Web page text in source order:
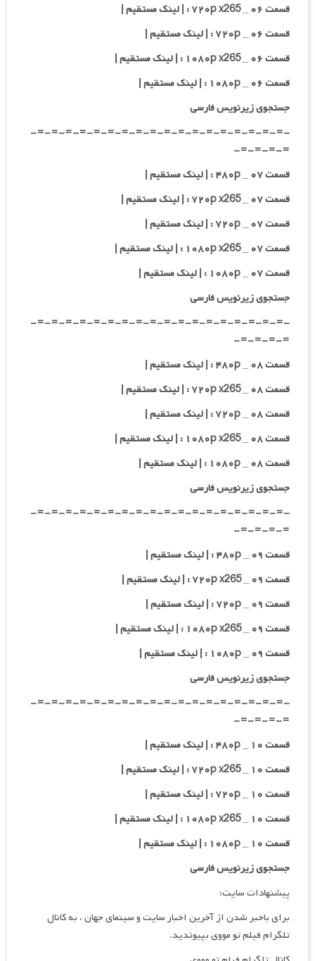
قسمت ۰۶ _ ۷۲۰p x265 : | لینک مستقیم |
قسمت ۰۶ _ ۷۲۰p : | لینک مستقیم |
قسمت ۰۶ _ ۱۰۸۰p x265 : | لینک مستقیم |
قسمت ۰۶ _ ۱۰۸۰p : | لینک مستقیم |
جستجوی زیرنویس فارسی
-=-=-=-=-=-=-=-=-=-=-=-=-=-=-=-=-=-=-
=-=-=-=-
قسمت ۰۷ _ ۴۸۰p : | لینک مستقیم |
قسمت ۰۷ _ ۷۲۰p x265 : | لینک مستقیم |
قسمت ۰۷ _ ۷۲۰p : | لینک مستقیم |
قسمت ۰۷ _ ۱۰۸۰p x265 : | لینک مستقیم |
قسمت ۰۷ _ ۱۰۸۰p : | لینک مستقیم |
جستجوی زیرنویس فارسی
-=-=-=-=-=-=-=-=-=-=-=-=-=-=-=-=-=-=-
=-=-=-=-
قسمت ۰۸ _ ۴۸۰p : | لینک مستقیم |
قسمت ۰۸ _ ۷۲۰p x265 : | لینک مستقیم |
قسمت ۰۸ _ ۷۲۰p : | لینک مستقیم |
قسمت ۰۸ _ ۱۰۸۰p x265 : | لینک مستقیم |
قسمت ۰۸ _ ۱۰۸۰p : | لینک مستقیم |
جستجوی زیرنویس فارسی
-=-=-=-=-=-=-=-=-=-=-=-=-=-=-=-=-=-=-
=-=-=-=-
قسمت ۰۹ _ ۴۸۰p : | لینک مستقیم |
قسمت ۰۹ _ ۷۲۰p x265 : | لینک مستقیم |
قسمت ۰۹ _ ۷۲۰p : | لینک مستقیم |
قسمت ۰۹ _ ۱۰۸۰p x265 : | لینک مستقیم |
قسمت ۰۹ _ ۱۰۸۰p : | لینک مستقیم |
جستجوی زیرنویس فارسی
-=-=-=-=-=-=-=-=-=-=-=-=-=-=-=-=-=-=-
=-=-=-=-
قسمت ۱۰ _ ۴۸۰p : | لینک مستقیم |
قسمت ۱۰ _ ۷۲۰p x265 : | لینک مستقیم |
قسمت ۱۰ _ ۷۲۰p : | لینک مستقیم |
قسمت ۱۰ _ ۱۰۸۰p x265 : | لینک مستقیم |
قسمت ۱۰ _ ۱۰۸۰p : | لینک مستقیم |
جستجوی زیرنویس فارسی
پیشنهادات سایت:
برای باخبر شدن از آخرین اخبار سایت و سینمای جهان ، به کانال
تلگرام فیلم تو مووی بپیوندید.